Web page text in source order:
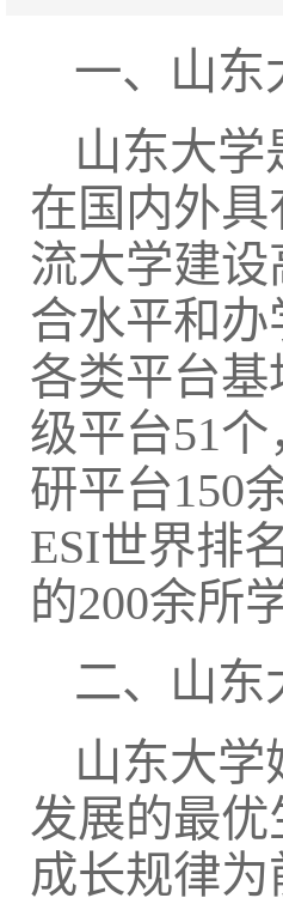
一、山东
山东大
在国内外
流大学建
合水平和
各类平台
级平台51
研平台150
ESI世界排
的200余所
二、山东
山东大
发展的最
成长规律